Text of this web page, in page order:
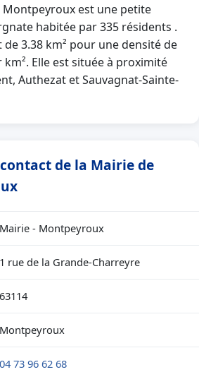
Montpeyroux est une petite
habitée par 335 résidents .
de 3.38 km² pour une densité de
Elle est située à proximité
Authezat et Sauvagnat-Sainte-
de la Mairie de
Mairie - Montpeyroux
1 rue de la Grande-Charreyre
63114
Montpeyroux
04 73 96 62 68